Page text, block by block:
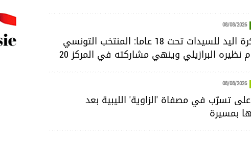
08/08/2026
مونديال كرة اليد للسيدات تحت 18 عاما: المنتخب التونسي
نظيره البرازيلي وينهي مشاركته في المركز 20
08/08/2026
تسرّب في مصفاة 'الزاوية' الليبية بعد
بمسيرة